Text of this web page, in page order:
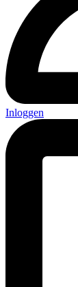
Inloggen